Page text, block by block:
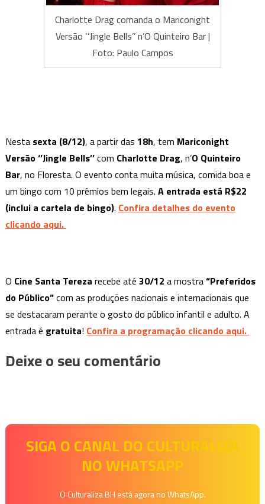
Charlotte Drag comanda o Mariconight
Versão ‘’Jingle Bells’’ n’O Quinteiro Bar |
Foto: Paulo Campos
Nesta sexta (8/12), a partir das 18h, tem Mariconight
Versão ‘’Jingle Bells’’com Charlotte Drag, n’O Quinteiro
Bar, no Floresta. O evento conta muita música, comida boa e
um bingo com 10 prêmios bem legais. A entrada está R$22
(inclui a cartela de bingo). Confira detalhes do evento
clicando aqui.
O Cine Santa Tereza recebe até 30/12 a mostra“Preferidos
do Público”com as produções nacionais e internacionais que
se destacaram perante o gosto do público infantil e adulto. A
entrada é gratuita! Confira a programação clicando aqui.
Deixe o seu comentário
SIGA O CANAL DO CULTURALIZA
NO WHATSAPP
O Culturaliza BH está agora no WhatsApp.